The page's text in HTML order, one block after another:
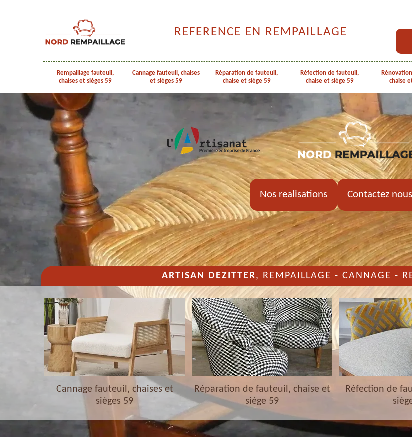
REFERENCE EN REMPAILLAGE
Rempaillage fauteuil,
chaises et sièges 59
Cannage fauteuil, chaises
et sièges 59
Réparation de fauteuil,
chaise et siège 59
Réfection de fauteuil,
chaise et siège 59
chaise
Nos realisations Contactez nous
ARTISAN DEZITTER, REMPAILLAGE - CANNAGE -
Cannage fauteuil, chaises et
sièges 59
Réparation de fauteuil, chaise et
siège 59
Réfection de